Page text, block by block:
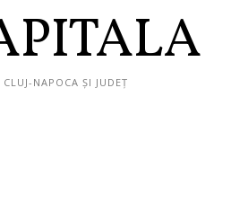
NAPOCA ȘI JUDEȚ